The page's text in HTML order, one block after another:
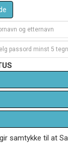
samtykke til at